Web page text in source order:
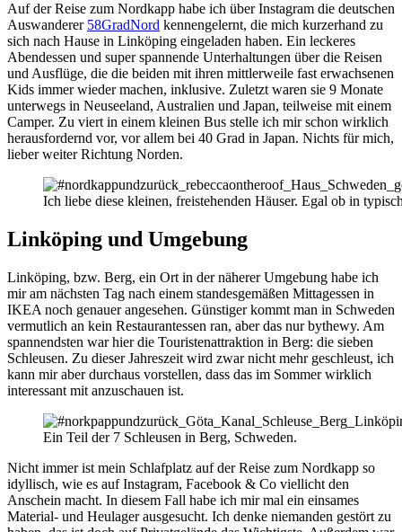
Auf der Reise zum Nordkapp habe ich über Instagram die deutschen
Auswanderer 58GradNord kennengelernt, die mich kurzerhand zu
sich nach Hause in Linköping eingeladen haben. Ein leckeres
Abendessen und super spannende Unterhaltungen über die Reisen
und Ausflüge, die die beiden mit ihren mittlerweile fast erwachsenen
Kids immer wieder machen, inklusive. Zuletzt waren sie 9 Monate
unterwegs in Neuseeland, Australien und Japan, teilweise mit einem
Camper. Zu viert in einem kleinen Bus stelle ich mir schon wirklich
herausfordernd vor, vor allem bei 40 Grad in Japan. Nichts für mich,
lieber weiter Richtung Norden.
Ich liebe diese kleinen, freistehenden Häuser. Egal ob in
Linköping und Umgebung
Linköping, bzw. Berg, ein Ort in der näherer Umgebung habe ich
mir am nächsten Tag nach einem standesgemäßen Mittagessen in
IKEA noch genauer angesehen. Günstiger kommt man in Schweden
vermutlich an kein Restaurantessen ran, aber das nur bythewy. Am
spannendsten war hier die Touristenattraktion in Berg: die sieben
Schleusen. Zu dieser Jahreszeit wird zwar nicht mehr geschleust, ich
kann mir aber durchaus vorstellen, dass das im Sommer wirklich
interessant mit anzuschauen ist.
Ein Teil der 7 Schleusen in Berg, Schweden.
Nicht immer ist mein Schlafplatz auf der Reise zum Nordkapp so
idyllisch, wie es auf Instagram, Facebook & Co viellicht den
Anschein macht. In diesem Fall habe ich mir mal ein einsames
Material- und Heulager ausgesucht. Ich denke niemanden gestört zu